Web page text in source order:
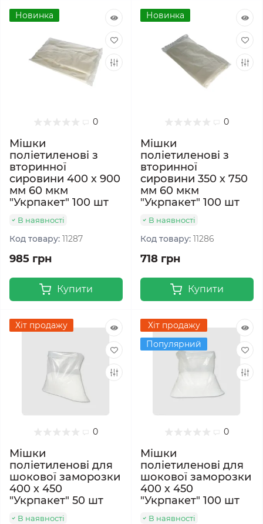
Новинка
0
Мішки
поліетиленові з
вторинної
сировини 400 х 900
мм 60 мкм
"Укрпакет" 100 шт
В наявності
Код товару: 11287
985 грн
Купити
Новинка
0
Мішки
поліетиленові з
вторинної
сировини 350 х 750
мм 60 мкм
"Укрпакет" 100 шт
В наявності
Код товару: 11286
718 грн
Купити
Хіт продажу
0
Мішки
поліетиленові для
шокової заморозки
400 х 450
"Укрпакет" 50 шт
В наявності
Хіт продажу
Популярний
0
Мішки
поліетиленові для
шокової заморозки
400 х 450
"Укрпакет" 100 шт
В наявності